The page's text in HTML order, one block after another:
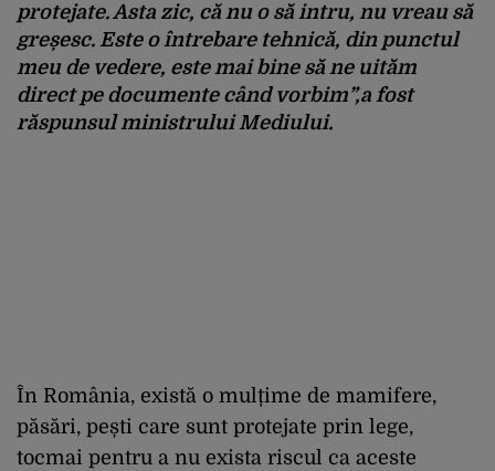
protejate. Asta zic, că nu o să intru, nu vreau să
greșesc. Este oîntrebare tehnică, din punctul
meu de vedere, estemai bine să ne uităm
direct pe documente când vorbim”,a fost
răspunsul ministrului Mediului.
În România, există o mulțime de mamifere,
păsări, pești care sunt protejate prin lege,
tocmai pentru a nu exista riscul ca aceste